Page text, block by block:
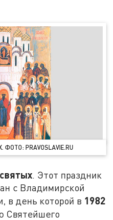
PRAVOSLAVIE.RU
. Этот праздник
с Владимирской
в день которой в 1982
Святейшего